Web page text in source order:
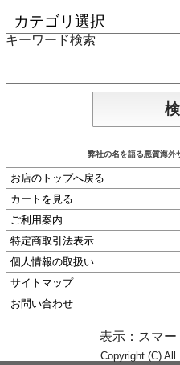
キーワード検索
弊社の名を語る悪質海外
お店のトップへ戻る
カートを見る
ご利用案内
特定商取引法表示
個人情報の取扱い
サイトマップ
お問い合わせ
表示：スマー
Copyright (C) All